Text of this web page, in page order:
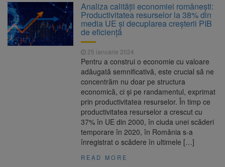
propriul record mondial. Betty Bromage a
zburat din nou pe aripa unui avion
9 august 2026
Avocații fraților Andrew și
Tristan Tate cer eliberarea lor pe cauțiune în
Se schimbă examenul de
medic specialist. Subiecte unice în toată țara,
aceeași oră și același barem
Se schimbă regulile pentru
capsulele de cafea și ambalajele de unică
folosință. Noul regulament UE se aplică din 12
Analiza calității economiei românești:
Productivitatea resurselor la 38% din
media UE și decuplarea creșterii PIB
de eficiență
25 ianuarie 2024
Pentru a construi o economie cu valoare
adăugată semnificativă, este crucial să ne
concentrăm nu doar pe structura
economică, ci și pe randamentul, exprimat
prin productivitatea resurselor. În timp ce
productivitatea resurselor a crescut cu
37% în UE din 2000, în ciuda unei scăderi
temporare în 2020, în România s-a
înregistrat o scădere în ultimele […]
READ MORE